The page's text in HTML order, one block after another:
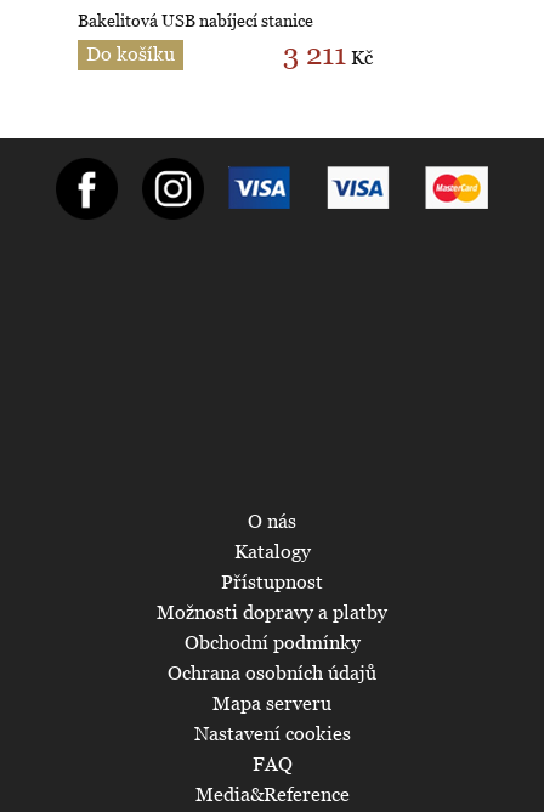
Bakelitová USB nabíjecí stanice
Do košíku 3 211 Kč
O nás
Katalogy
Přístupnost
Možnosti dopravy a platby
Obchodní podmínky
Ochrana osobních údajů
Mapa serveru
Nastavení cookies
FAQ
Media&Reference